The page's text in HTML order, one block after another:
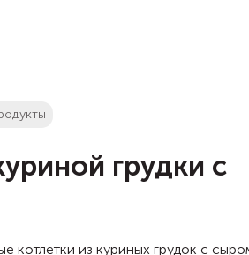
грудки с
котлетки из куриных грудок с